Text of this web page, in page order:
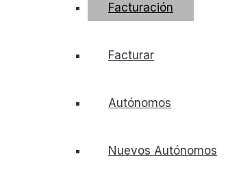
Facturación
Facturar
Autónomos
Nuevos Autónomos